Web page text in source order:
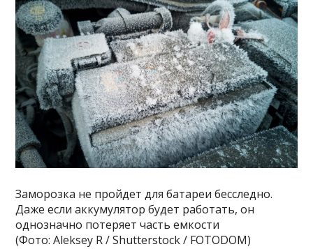
Заморозка не пройдет для батареи бесследно.
Даже если аккумулятор будет работать, он
однозначно потеряет часть емкости
(Фото: Aleksey R / Shutterstock / FOTODOM)